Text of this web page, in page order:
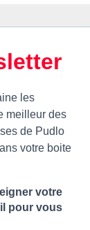
les
meilleur des
de Pudlo
votre boite
votre
pour vous